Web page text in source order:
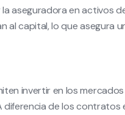
aseguradora en activos
al capital, lo que asegura
invertir en los
diferencia de los contratos